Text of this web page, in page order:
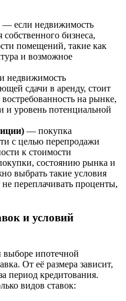
— если недвижимость
бизнеса,
помещений, такие как
и возможное
недвижимость
сдачи в аренду, стоит
на рынке,
и уровень потенциальной
— покупка
с целью перепродажи
к стоимости
состоянию рынка и
выбрать такие условия
переплачивать проценты,
и условий
ипотечной
От её размера зависит,
период кредитования.
видов ставок: